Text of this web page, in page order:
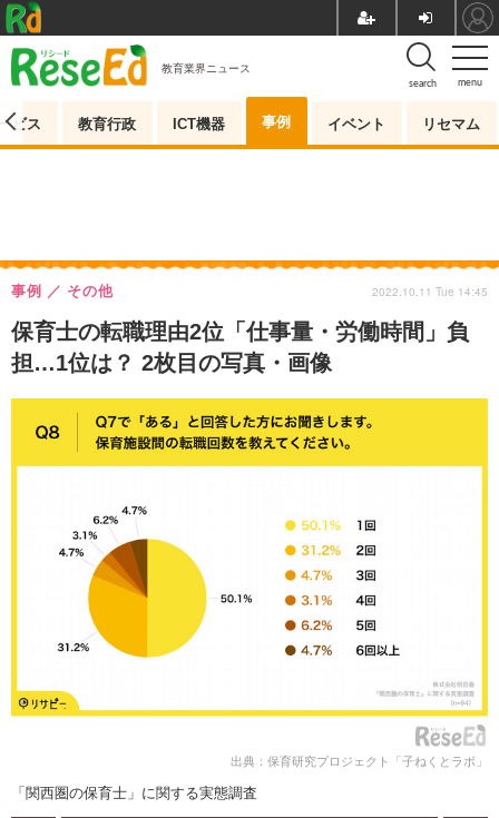
menu
search
教育業界ニュース
ビス 教育行政 ICT機器 事例 イベント リセマム
保育士の転職理由2位「仕事量・労働時間」負
担…1位は？ 2枚目の写真・画像
事例 その他 2022.10.11 Tue 14:45
出典：保育研究プロジェクト「子ねくとラボ」
「関西圏の保育士」に関する実態調査